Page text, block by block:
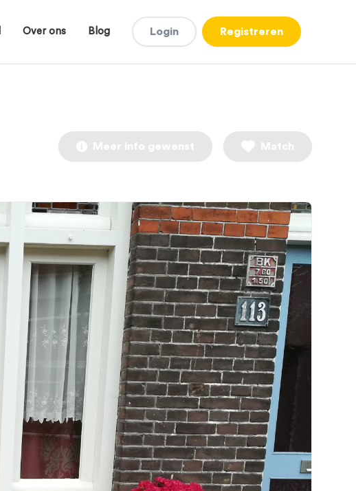
Over ons Blog Login Registreren
Meer info gewenst Match